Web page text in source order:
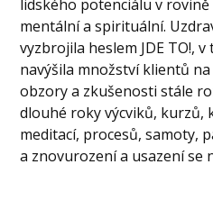
lidského potenciálu v
mentální a spirituální.
vyzbrojila heslem JDE TO!,
navýšila množství klientů
obzory a zkušenosti stále
dlouhé roky výcviků, kurzů,
meditací, procesů, samoty,
a znovurození a usazení se